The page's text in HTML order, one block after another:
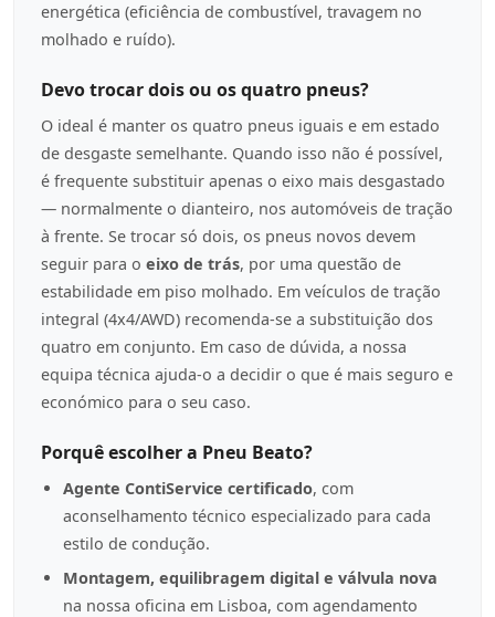
energética (eficiência de combustível, travagem no
molhado e ruído).
Devo trocar dois ou os quatro pneus?
O ideal é manter os quatro pneus iguais e em estado
de desgaste semelhante. Quando isso não é possível,
é frequente substituir apenas o eixo mais desgastado
— normalmente o dianteiro, nos automóveis de tração
à frente. Se trocar só dois, os pneus novos devem
seguir para o eixo de trás, por uma questão de
estabilidade em piso molhado. Em veículos de tração
integral (4x4/AWD) recomenda-se a substituição dos
quatro em conjunto. Em caso de dúvida, a nossa
equipa técnica ajuda-o a decidir o que é mais seguro e
económico para o seu caso.
Porquê escolher a Pneu Beato?
Agente ContiService certificado, com
aconselhamento técnico especializado para cada
estilo de condução.
Montagem, equilibragem digital e válvula nova
na nossa oficina em Lisboa, com agendamento